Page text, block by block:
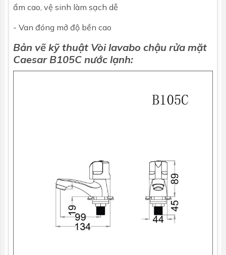
ẩm cao, vệ sinh làm sạch dễ
- Van đóng mở độ bền cao
Bản vẽ kỹ thuật Vòi lavabo chậu rửa mặt
CaesarB105C nước lạnh: